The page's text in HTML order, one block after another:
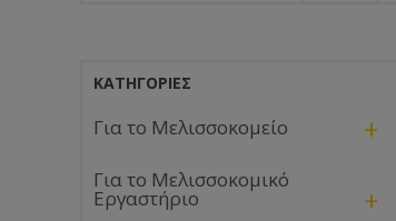
ΚΑΤΗΓΟΡΊΕΣ
Για το Μελισσοκομείο +
Για το Μελισσοκομικό
Εργαστήριο +